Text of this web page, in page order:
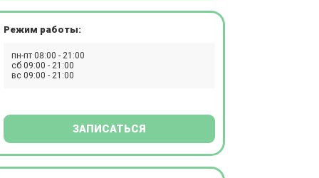
Режим работы:
пн-пт 08:00 - 21:00
сб 09:00 - 21:00
вс 09:00 - 21:00
ЗАПИСАТЬСЯ